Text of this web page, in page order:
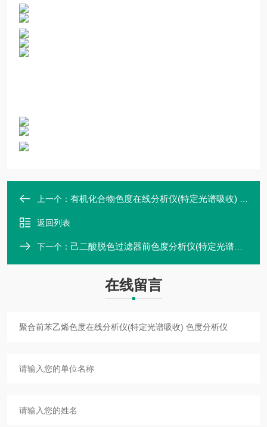
上一个： 有机化合物色度在线分析仪(特定光谱吸收) 色度分析仪
返回列表
下一个： 己二酸脱色过滤器前色度分析仪(特定光谱吸收) 色度分析仪
在线留言